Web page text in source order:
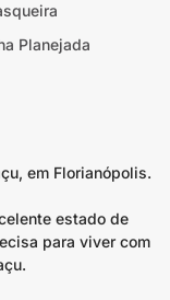
Planejada
em Florianópolis.
estado de
para viver com